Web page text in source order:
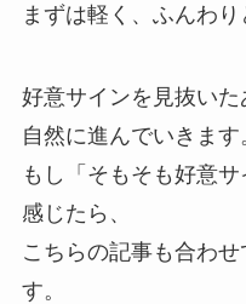
まずは軽く、ふんわ
好意サインを見抜い
自然に進んでいきます
もし「そもそも好意
感じたら、
こちらの記事も合わ
す。